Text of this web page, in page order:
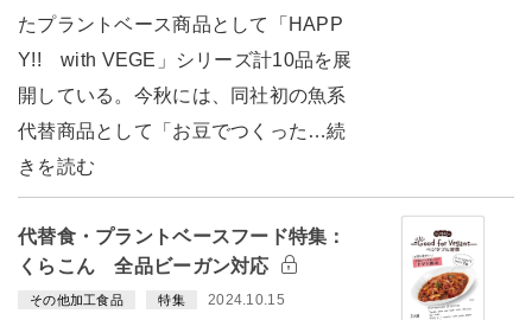
たプラントベース商品として「HAPP
Y!! with VEGE」シリーズ計10品を展
開している。今秋には、同社初の魚系
代替商品として「お豆でつくった…続
きを読む
代替食・プラントベースフード特集：
くらこん 全品ビーガン対応
その他加工食品 特集 2024.10.15